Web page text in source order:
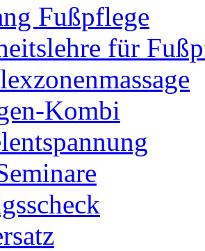
Fußpflege
für
Kombi